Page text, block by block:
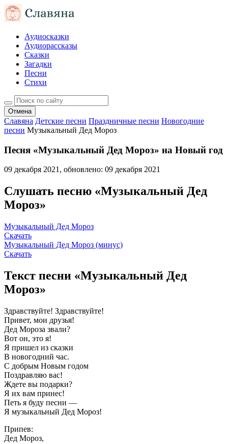
Аудиосказки
Аудиорассказы
Сказки
Загадки
Песни
Стихи
Отмена
Славяна Детские песни Праздничные песни Новогодние
песни Музыкальный Дед Мороз
Песня «Музыкальный Дед Мороз» на Новый год
09 декабря 2021, обновлено: 09 декабря 2021
Слушать песню «Музыкальный Дед
Мороз»
Музыкальный Дед Мороз
Скачать
Музыкальный Дед Мороз (минус)
Скачать
Текст песни «Музыкальный Дед
Мороз»
Здравствуйте! Здравствуйте!
Привет, мои друзья!
Дед Мороза звали?
Вот он, это я!
Я пришел из сказки
В новогодний час.
С добрым Новым годом
Поздравляю вас!
Ждете вы подарки?
Я их вам принес!
Петь я буду песни —
Я музыкальный Дед Мороз!
Припев:
Дед Мороз,